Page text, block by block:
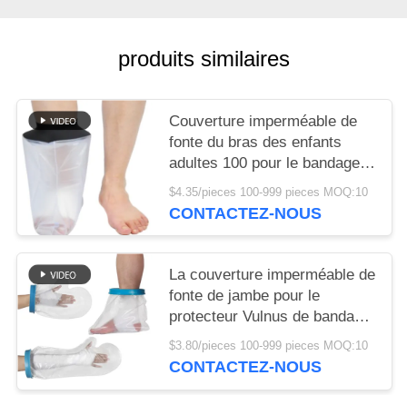
POLITIQUE
DE
CONFIDENTIALITÉ
produits similaires
Couverture imperméable de
fonte du bras des enfants
adultes 100 pour le bandage
de natation de jambe de
douche
$4.35/pieces 100-999 pieces MOQ:10
CONTACTEZ-NOUS
La couverture imperméable de
fonte de jambe pour le
protecteur Vulnus de bandage
de douille de douche
échaudent la blessure de
$3.80/pieces 100-999 pieces MOQ:10
CONTACTEZ-NOUS